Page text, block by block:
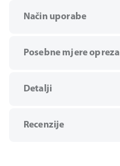
Način uporabe
Posebne mjere opreza
Detalji
Recenzije